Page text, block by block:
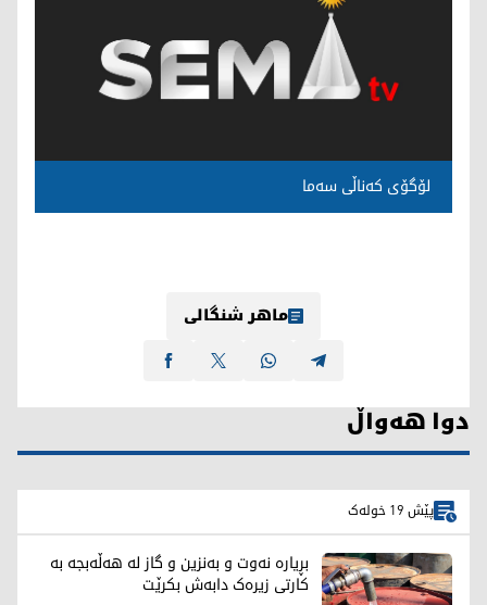
لۆگۆی کەناڵی سەما
ماهر شنگالی
دوا هەواڵ
پێش 19 خولەک
بڕیارە نەوت و بەنزین و گاز لە هەڵەبجە بە
کارتی زیرەک دابەش بکرێت